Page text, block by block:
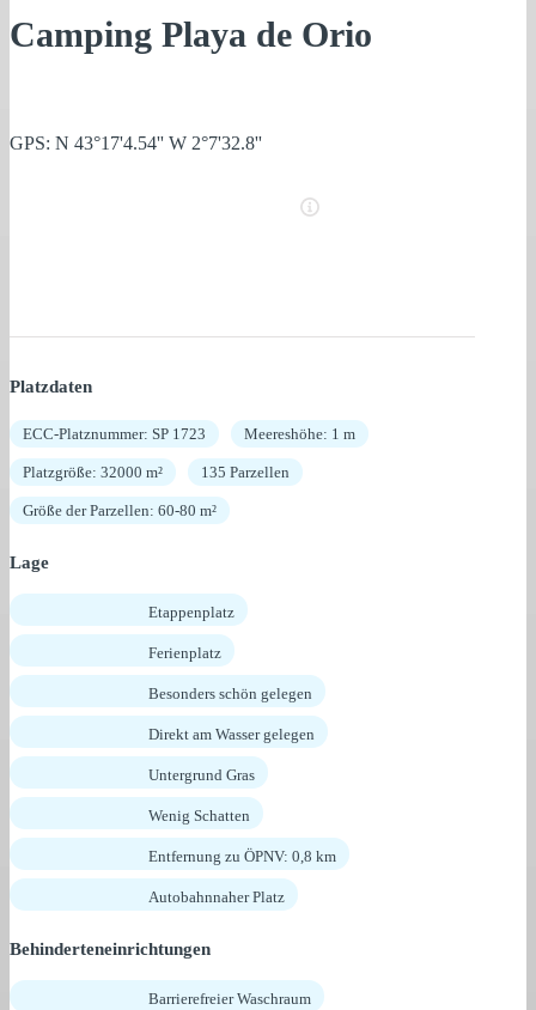
Camping Playa de Orio
GPS: N 43°17'4.54'' W 2°7'32.8''
Platzdaten
ECC-Platznummer: SP 1723 Meereshöhe: 1 m
Platzgröße: 32000 m² 135 Parzellen
Größe der Parzellen: 60-80 m²
Lage
Etappenplatz
Ferienplatz
Besonders schön gelegen
Direkt am Wasser gelegen
Untergrund Gras
Wenig Schatten
Entfernung zu ÖPNV: 0,8 km
Autobahnnaher Platz
Behinderteneinrichtungen
Barrierefreier Waschraum